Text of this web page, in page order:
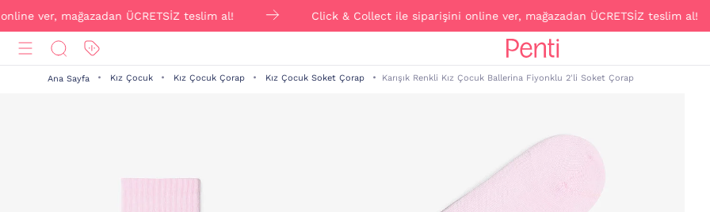
mağazadan ÜCRETSİZ teslim al! Click & Collect ile siparişini online ver, mağazadan ÜCRETSİZ teslim al!
Ana Sayfa Kız Çocuk Kız Çocuk Çorap Kız Çocuk Soket Çorap Karışık Renkli Kız Çocuk Ballerina Fiyonklu 2'li Soket Çorap